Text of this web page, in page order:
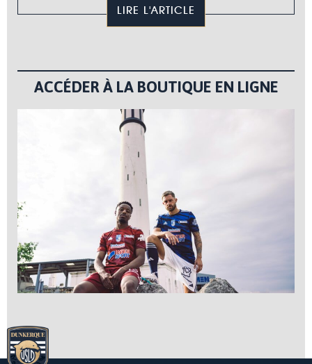
LIRE L'ARTICLE
ACCÉDER À LA BOUTIQUE EN LIGNE